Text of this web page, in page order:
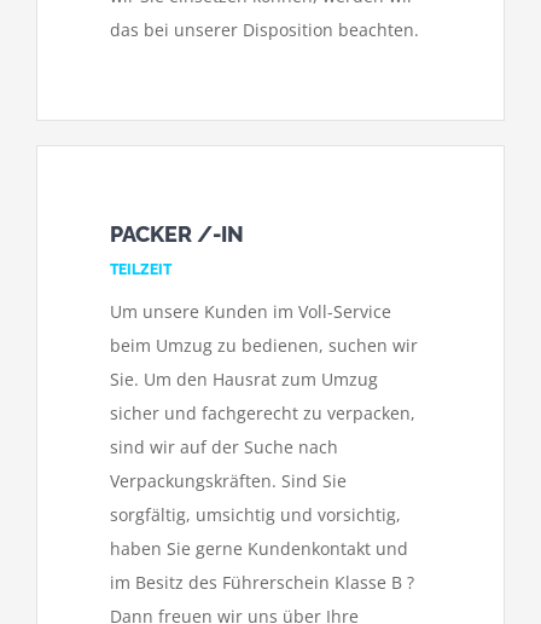
das bei unserer Disposition beachten.
PACKER /-IN
TEILZEIT
Um unsere Kunden im Voll-Service
beim Umzug zu bedienen, suchen wir
Sie. Um den Hausrat zum Umzug
sicher und fachgerecht zu verpacken,
sind wir auf der Suche nach
Verpackungskräften. Sind Sie
sorgfältig, umsichtig und vorsichtig,
haben Sie gerne Kundenkontakt und
im Besitz des Führerschein Klasse B ?
Dann freuen wir uns über Ihre